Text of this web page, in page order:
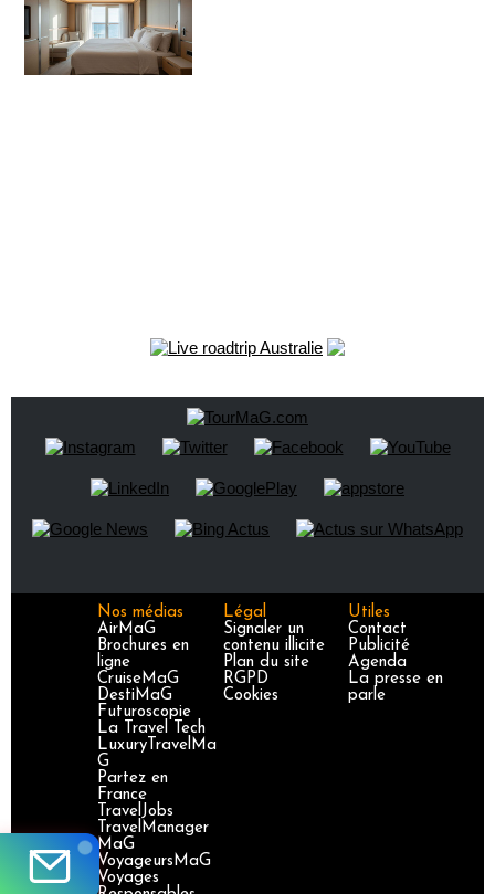
Nos médias
AirMaG
Brochures en
ligne
CruiseMaG
DestiMaG
Futuroscopie
La Travel Tech
LuxuryTravelMa
G
Partez en
France
TravelJobs
TravelManager
MaG
VoyageursMaG
Voyages
Légal
Signaler un
contenu illicite
Plan du site
RGPD
Cookies
Utiles
Contact
Publicité
Agenda
La presse en
parle